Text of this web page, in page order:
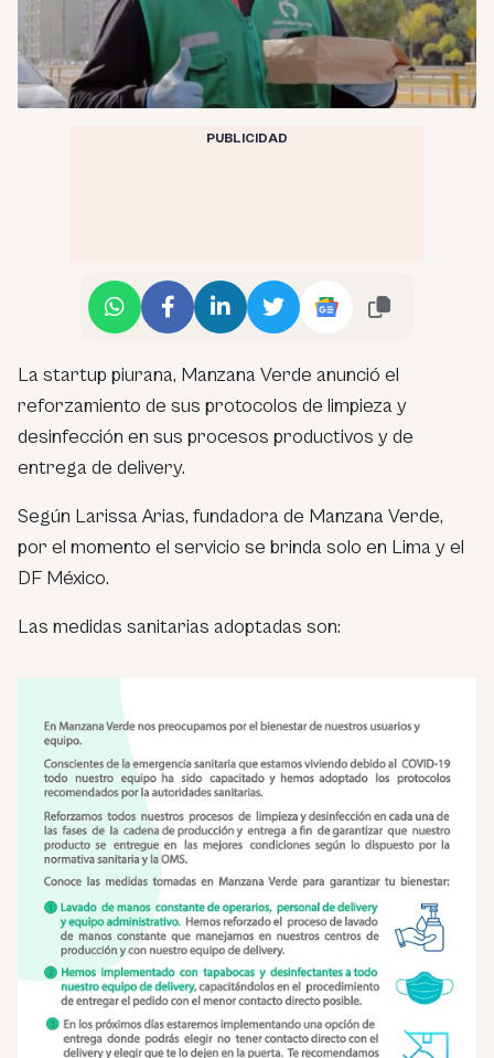
PUBLICIDAD
La startup piurana, Manzana Verde anunció el
reforzamiento de sus protocolos de limpieza y
desinfección en sus procesos productivos y de
entrega de delivery.
Según Larissa Arias, fundadora de Manzana Verde,
por el momento el servicio se brinda solo en Lima y el
DF México.
Las medidas sanitarias adoptadas son: